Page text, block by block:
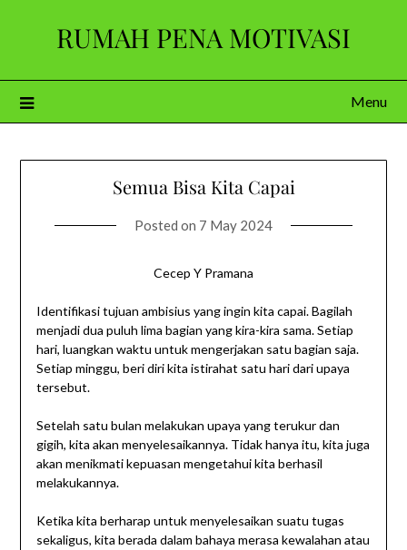
RUMAH PENA MOTIVASI
Menu
Semua Bisa Kita Capai
Posted on 7 May 2024
Cecep Y Pramana
Identifikasi tujuan ambisius yang ingin kita capai. Bagilah
menjadi dua puluh lima bagian yang kira-kira sama. Setiap
hari, luangkan waktu untuk mengerjakan satu bagian saja.
Setiap minggu, beri diri kita istirahat satu hari dari upaya
tersebut.
Setelah satu bulan melakukan upaya yang terukur dan
gigih, kita akan menyelesaikannya. Tidak hanya itu, kita juga
akan menikmati kepuasan mengetahui kita berhasil
melakukannya.
Ketika kita berharap untuk menyelesaikan suatu tugas
sekaligus, kita berada dalam bahaya merasa kewalahan atau